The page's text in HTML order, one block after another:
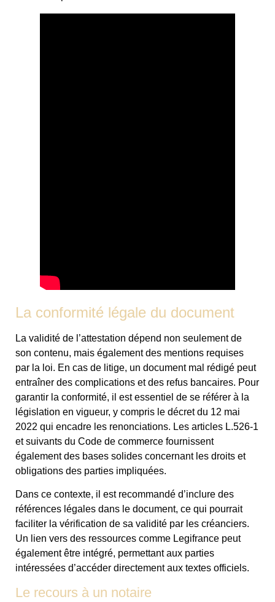
La conformité légale du document
La validité de l’attestation dépend non seulement de
son contenu, mais également des mentions requises
par la loi. En cas de litige, un document mal rédigé peut
entraîner des complications et des refus bancaires. Pour
garantir la conformité, il est essentiel de se référer à la
législation en vigueur, y compris le décret du 12 mai
2022 qui encadre les renonciations. Les articles L.526-1
et suivants du Code de commerce fournissent
également des bases solides concernant les droits et
obligations des parties impliquées.
Dans ce contexte, il est recommandé d’inclure des
références légales dans le document, ce qui pourrait
faciliter la vérification de sa validité par les créanciers.
Un lien vers des ressources comme Legifrance peut
également être intégré, permettant aux parties
intéressées d’accéder directement aux textes officiels.
Le recours à un notaire